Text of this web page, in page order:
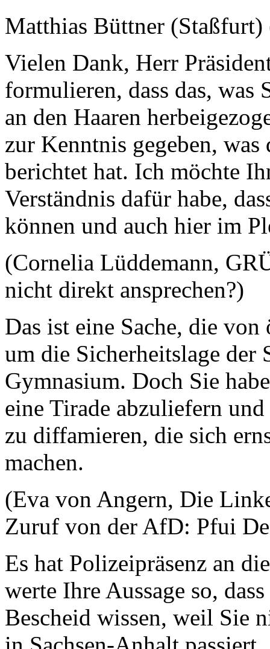
Matthias Büttner
Vielen Dank, Herr
formulieren, dass das,
an den Haaren
zur Kenntnis gegeben,
berichtet hat. Ich möchte
Verständnis dafür habe,
können und auch hier im
(Cornelia Lüddemann,
nicht direkt ansprechen?)
Das ist eine Sache, die
um die Sicherheitslage der
Gymnasium. Doch Sie
eine Tirade abzuliefern
zu diffamieren, die sich
machen.
(Eva von Angern, Die
Zuruf von der AfD: Pfui
Es hat Polizeipräsenz an
werte Ihre Aussage so,
Bescheid wissen, weil Sie